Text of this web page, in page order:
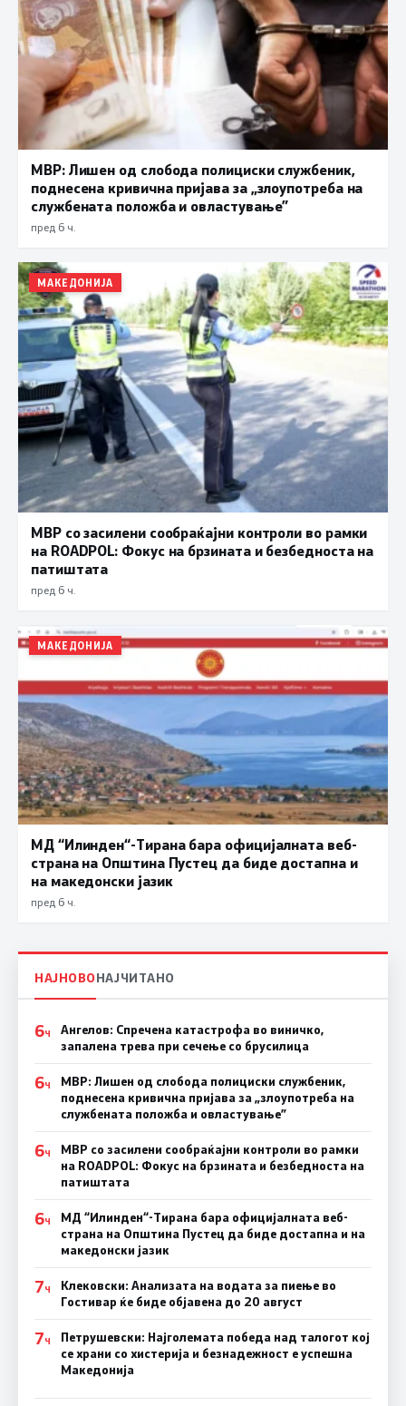
МВР: Лишен од слобода полициски службеник,
поднесена кривична пријава за „злоупотреба на
службената положба и овластување”
пред 6 ч.
МАКЕДОНИЈА
МВР со засилени сообраќајни контроли во рамки
на ROADPOL: Фокус на брзината и безбедноста на
патиштата
пред 6 ч.
МАКЕДОНИЈА
МД “Илинден“-Тирана бара официјалната веб-
страна на Општина Пустец да биде достапна и
на македонски јазик
пред 6 ч.
НАЈНОВОНАЈЧИТАНО
6Ч
Ангелов: Спречена катастрофа во виничко,
запалена трева при сечење со брусилица
6Ч
МВР: Лишен од слобода полициски службеник,
поднесена кривична пријава за „злоупотреба на
службената положба и овластување”
6Ч
МВР со засилени сообраќајни контроли во рамки
на ROADPOL: Фокус на брзината и безбедноста на
патиштата
6Ч
МД “Илинден“-Тирана бара официјалната веб-
страна на Општина Пустец да биде достапна и на
македонски јазик
7Ч
Клековски: Анализата на водата за пиење во
Гостивар ќе биде објавена до 20 август
7Ч
Петрушевски: Најголемата победа над талогот кој
се храни со хистерија и безнадежност е успешна
Македонија